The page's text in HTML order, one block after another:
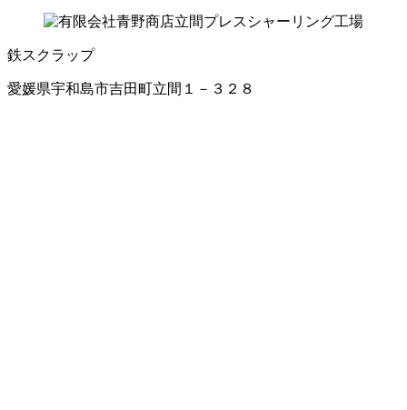
鉄スクラップ
愛媛県宇和島市吉田町立間１－３２８